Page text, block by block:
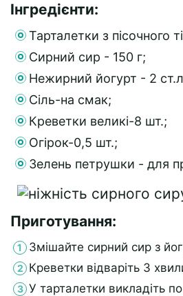
Інгредієнти:
Тарталетки з пісочного
Сирний сир - 150 г;
Нежирний йогурт - 2
Сіль-на смак;
Креветки великі-8 шт.;
Огірок-0,5 шт.;
Зелень петрушки - для
Приготування:
Змішайте сирний сир з
Креветки відваріть 3
У тарталетки викладіть